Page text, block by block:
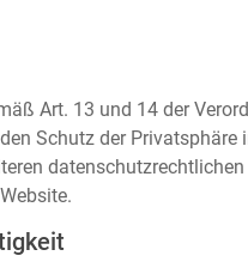
Art. 13 und 14 der
Schutz der